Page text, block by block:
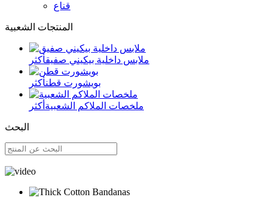
قناع
المنتجات الشعبية
ملابس داخلية بيكيني صفيقأكثر
بويشورت قطنأكثر
ملخصات الملاكم الشعبية أكثر
البحث